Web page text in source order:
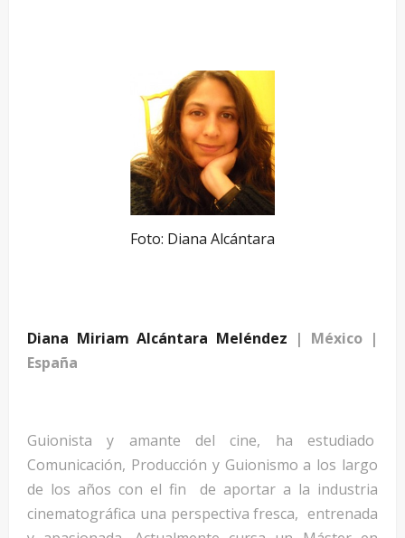
Foto: Diana Alcántara
Diana Miriam Alcántara Meléndez | México |
España
Guionista y amante del cine, ha estudiado
Comunicación, Producción y Guionismo a los largo
de los años con el fin de aportar a la industria
cinematográfica una perspectiva fresca, entrenada